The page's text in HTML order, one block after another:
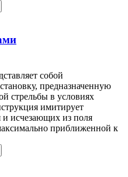
собой
предназначенную
стрельбы в условиях
имитирует
исчезающих из поля
приближенной к